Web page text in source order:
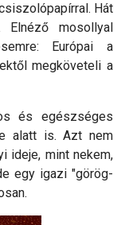
Hát
mosollyal
Európai a
megköveteli a
és egészséges
alatt is. Azt nem
ideje, mint nekem,
egy igazi "görög-